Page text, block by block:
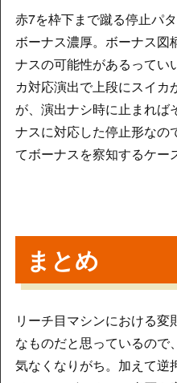
赤7を枠下まで蹴る停止パ
ボーナス濃厚。ボーナス図
ナスの可能性があるってい
カ対応演出で上段にスイカ
が、演出ナシ時に止まれば
ナスに対応した停止形なの
てボーナスを察知するケー
まとめ
リーチ目マシンにおける
なものだと思っているので
気なくなりがち。加えて逆